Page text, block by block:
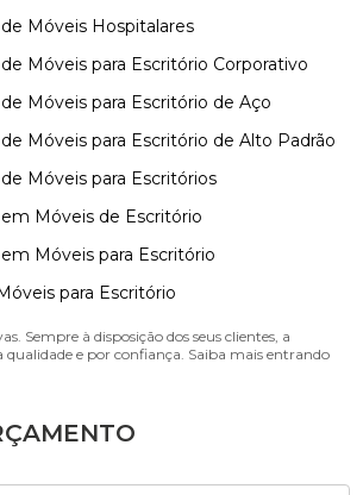
de Móveis Hospitalares
de Móveis para Escritório Corporativo
de Móveis para Escritório de Aço
de Móveis para Escritório de Alto Padrão
de Móveis para Escritórios
em Móveis de Escritório
em Móveis para Escritório
para Escritório
Sempre à disposição dos seus clientes, a
e por confiança. Saiba mais entrando